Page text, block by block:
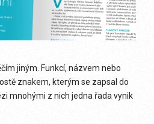
jiným. Funkcí, názvem nebo
znakem, kterým se zapsal do
mnohými z nich jedna řada vynik